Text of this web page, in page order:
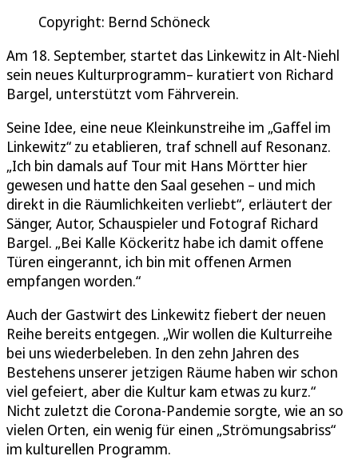
Copyright: Bernd Schöneck
Am 18. September, startet das Linkewitz in Alt-Niehl
sein neues Kulturprogramm– kuratiert von Richard
Bargel, unterstützt vom Fährverein.
Seine Idee, eine neue Kleinkunstreihe im „Gaffel im
Linkewitz“ zu etablieren, traf schnell auf Resonanz.
„Ich bin damals auf Tour mit Hans Mörtter hier
gewesen und hatte den Saal gesehen – und mich
direkt in die Räumlichkeiten verliebt“, erläutert der
Sänger, Autor, Schauspieler und Fotograf Richard
Bargel. „Bei Kalle Köckeritz habe ich damit offene
Türen eingerannt, ich bin mit offenen Armen
empfangen worden.“
Auch der Gastwirt des Linkewitz fiebert der neuen
Reihe bereits entgegen. „Wir wollen die Kulturreihe
bei uns wiederbeleben. In den zehn Jahren des
Bestehens unserer jetzigen Räume haben wir schon
viel gefeiert, aber die Kultur kam etwas zu kurz.“
Nicht zuletzt die Corona-Pandemie sorgte, wie an so
vielen Orten, ein wenig für einen „Strömungsabriss“
im kulturellen Programm.